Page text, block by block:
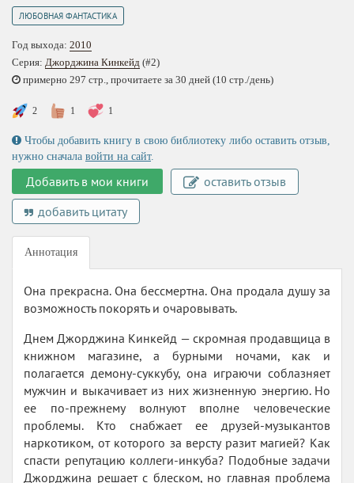
ЛЮБОВНАЯ ФАНТАСТИКА
Год выхода: 2010
Серия: Джорджина Кинкейд (#2)
примерно 297 стр., прочитаете за 30 дней (10 стр./день)
2 1 1
Чтобы добавить книгу в свою библиотеку либо оставить отзыв,
нужно сначала войти на сайт.
Добавить в мои книги
оставить отзыв
добавить цитату
Аннотация
Она прекрасна. Она бессмертна. Она продала душу за
возможность покорять и очаровывать.
Днем Джорджина Кинкейд — скромная продавщица в
книжном магазине, а бурными ночами, как и
полагается демону-суккубу, она играючи соблазняет
мужчин и выкачивает из них жизненную энергию. Но
ее по-прежнему волнуют вполне человеческие
проблемы. Кто снабжает ее друзей-музыкантов
наркотиком, от которого за версту разит магией? Как
спасти репутацию коллеги-инкуба? Подобные задачи
Джорджина решает с блеском, но главная проблема